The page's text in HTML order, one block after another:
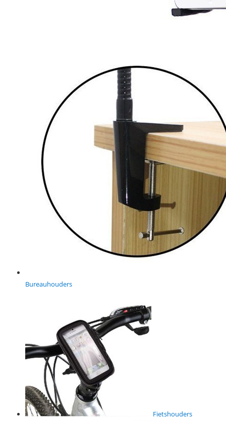
Bureauhouders
Fietshouders